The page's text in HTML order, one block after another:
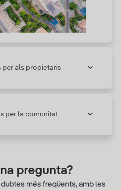
per als propietaris
per la comunitat
pregunta?
més freqüents, amb les